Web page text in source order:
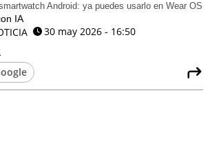
Android: ya puedes usarlo en Wear OS
IA
30 may 2026 - 16:50